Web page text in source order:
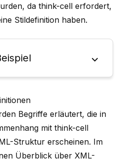
da think-cell erfordert,
Stildefinition haben.
Begriffe erläutert, die in
mit think-cell
Struktur erscheinen. Im
Überblick über XML-